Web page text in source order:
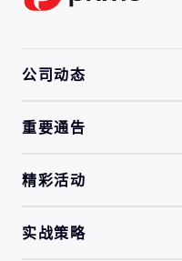
公司动态
重要通告
精彩活动
实战策略